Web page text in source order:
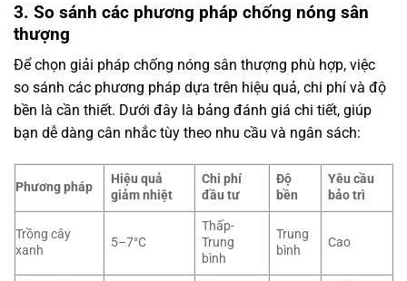
3. So sánh các phương pháp chống nóng sân
thượng
Để chọn giải pháp chống nóng sân thượng phù hợp, việc
so sánh các phương pháp dựa trên hiệu quả, chi phí và độ
bền là cần thiết. Dưới đây là bảng đánh giá chi tiết, giúp
bạn dễ dàng cân nhắc tùy theo nhu cầu và ngân sách:
Phương pháp
Hiệu quả
giảm nhiệt
Chi phí
đầu tư
Độ
bền
Yêu cầu
bảo trì
Trồng cây
xanh
5–7°C
Thấp-
Trung
bình
Trung
bình
Cao